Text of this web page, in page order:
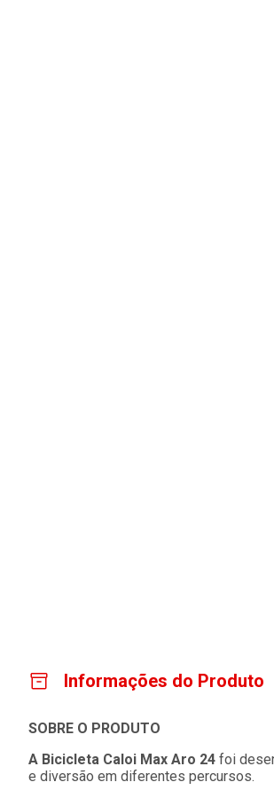
Informações do Produto
SOBRE O PRODUTO
A Bicicleta Caloi Max Aro 24 foi
e diversão em diferentes percursos.